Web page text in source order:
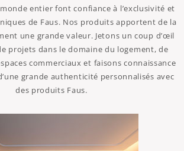
entier font confiance à l’exclusivité et
de Faus. Nos produits apportent de la
une grande valeur. Jetons un coup d’œil
projets dans le domaine du logement, de
commerciaux et faisons connaissance
grande authenticité personnalisés avec
des produits Faus.